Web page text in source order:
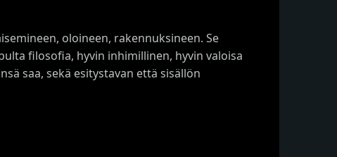
oloineen, rakennuksineen. Se
filosofia, hyvin inhimillinen, hyvin valoisa
saa, sekä esitystavan että sisällön